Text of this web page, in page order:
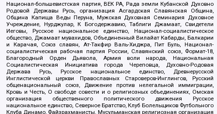
Национал-большевистская партия, ВЕК РА, Рада земли Кубанской Духовно
Родовой Державы Русь, организация Асгардская Славянская Община,
Община Капища Веды Перуна, Мужская Духовная Семинария Духовное
Учреждение, Нурджулар, К Богодержавию, Таблиги Джамаат, Свидетели
Иеговы, Русское национальное единство, Национал-социалистическое
общество, Джамаат мувахидов, Объединенный Вилайат Кабарды, Балкарии
и Карачая, Союз славян, Ат-Такфир Валь-Хиджра, Пит Буль, Национал-
социалистическая рабочая партия России, Славянский союз, Формат-18,
Благородный Орден Дьявола, Армия воли народа, Национальная
Социалистическая Инициатива города Череповца, Духовно-Родовая
Держава Русь, Русское национальное единство, Древнерусской
Инглистической церкви Православных Староверов-Инглингов, Русский
общенациональный союз, Движение против нелегальной иммиграции,
Кровь и Честь, О свободе совести и о религиозных объединениях, Омская
организация общественного политического движения Русское
национальное единство, Северное Братство, Клуб Болельщиков Футбольного
Клуба Динамо, Файзрахманисты, Мусульманская религиозная организация